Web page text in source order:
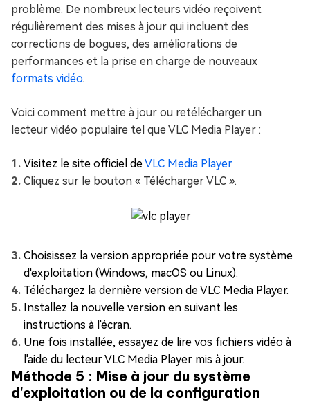
problème. De nombreux lecteurs vidéo reçoivent
régulièrement des mises à jour qui incluent des
corrections de bogues, des améliorations de
performances et la prise en charge de nouveaux
formats vidéo.
Voici comment mettre à jour ou retélécharger un
lecteur vidéo populaire tel que VLC Media Player :
Visitez le site officiel deVLC Media Player
Cliquez sur le bouton « Télécharger VLC ».
Choisissez la version appropriée pour votre système
d'exploitation (Windows, macOS ou Linux).
Téléchargez la dernière version de VLC Media Player.
Installez la nouvelle version en suivant les
instructions à l'écran.
Une fois installée, essayez de lire vos fichiers vidéo à
l'aide du lecteur VLC Media Player mis à jour.
Méthode 5 : Mise à jour du système
d'exploitation ou de la configuration